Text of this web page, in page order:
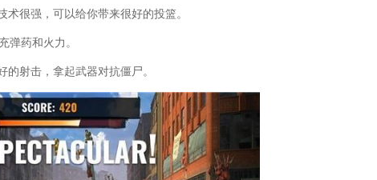
世界攻略)
域手游亡灵完整攻略)
落冲突箭头)
域新服攻略)
落冲突单机箭头攻略图)
落战争箭头攻略)
戏亡灵攻略视频)
落冲突手游新手攻略视频)
很强，可以给你带来很好的投篮。
弹药和火力。
射击，拿起武器对抗僵尸。